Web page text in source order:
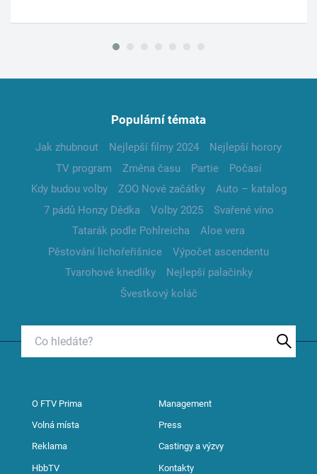
Populární témata
Jak zhubnout Nejlepší filmy 2024
Nejlepší horory
TV program
Změna času Partie
Počasí
Kdy budou volby
ZOO Nové začátky
Auto – katalog
7 pádů Honzy Dědka
Volby 2025
Svařené víno
Tatarák podle Pohlreicha
Aloe vera
Pěstování lichořeřišnice
Výpočet ascendentu
Tvarohové knedlíky
Nejlepší palačinky
Švestkový koláč
O FTV Prima Management
Volná místa Press
Reklama Castingy a výzvy
HbbTV Kontakty